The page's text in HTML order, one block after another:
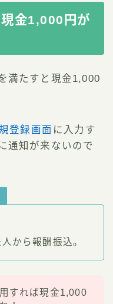
金1,000円が
満たすと現金1,000
登録画面 に入力す
通知が来ないので
から報酬振込。
すれば現金1,000